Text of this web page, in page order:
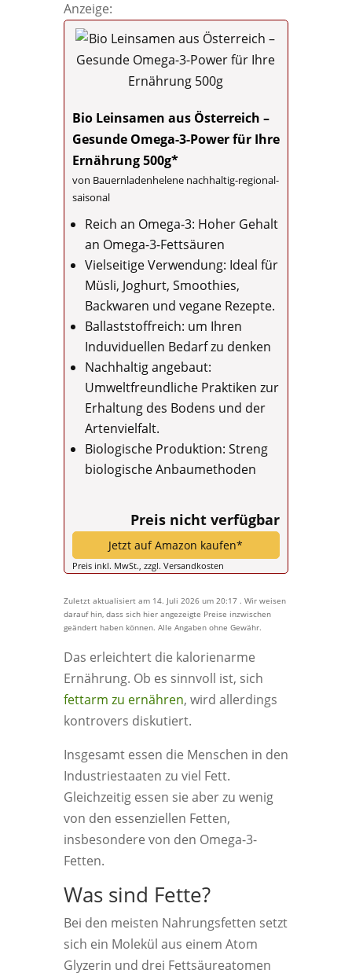
Anzeige:
Bio Leinsamen aus Österreich –
Gesunde Omega-3-Power für Ihre
Ernährung 500g*
von Bauernladenhelene nachhaltig-regional-
saisonal
Reich an Omega-3: Hoher Gehalt
an Omega-3-Fettsäuren
Vielseitige Verwendung: Ideal für
Müsli, Joghurt, Smoothies,
Backwaren und vegane Rezepte.
Ballaststoffreich: um Ihren
Induviduellen Bedarf zu denken
Nachhaltig angebaut:
Umweltfreundliche Praktiken zur
Erhaltung des Bodens und der
Artenvielfalt.
Biologische Produktion: Streng
biologische Anbaumethoden
Preis nicht verfügbar
Jetzt auf Amazon kaufen*
Preis inkl. MwSt., zzgl. Versandkosten
Zuletzt aktualisiert am 14. Juli 2026 um 20:17 . Wir weisen
darauf hin, dass sich hier angezeigte Preise inzwischen
geändert haben können. Alle Angaben ohne Gewähr.
Das erleichtert die kalorienarme
Ernährung. Ob es sinnvoll ist, sich
fettarm zu ernähren, wird allerdings
kontrovers diskutiert.
Insgesamt essen die Menschen in den
Industriestaaten zu viel Fett.
Gleichzeitig essen sie aber zu wenig
von den essenziellen Fetten,
insbesondere von den Omega-3-
Fetten.
Was sind Fette?
Bei den meisten Nahrungsfetten setzt
sich ein Molekül aus einem Atom
Glyzerin und drei Fettsäureatomen